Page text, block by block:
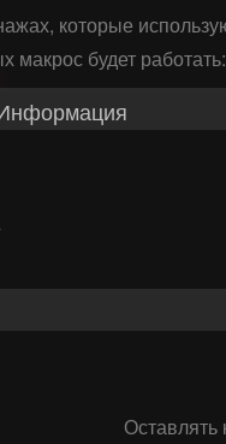
которые
будет
Оставлять